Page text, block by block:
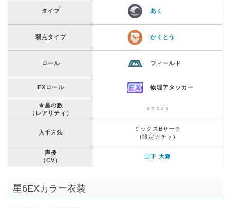
タイプ あく
弱点タイプ かくとう
ロール フィールド
EXロール 物理アタッカー
★星の数
（レアリティ）
⭐️⭐️⭐️⭐️⭐️
入手方法
ミックスBサーチ
(限定ガチャ)
声優
（CV）
山下 大輝
星6EXカラー衣装